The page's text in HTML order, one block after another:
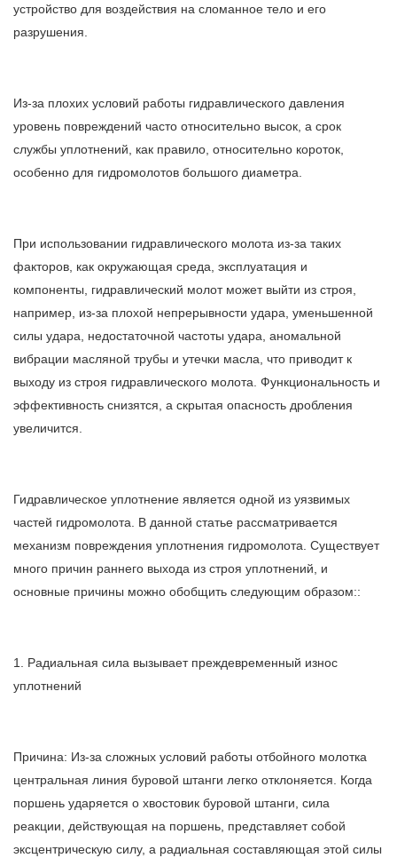
устройство для воздействия на сломанное тело и его
разрушения.
Из-за плохих условий работы гидравлического давления
уровень повреждений часто относительно высок, а срок
службы уплотнений, как правило, относительно короток,
особенно для гидромолотов большого диаметра.
При использовании гидравлического молота из-за таких
факторов, как окружающая среда, эксплуатация и
компоненты, гидравлический молот может выйти из строя,
например, из-за плохой непрерывности удара, уменьшенной
силы удара, недостаточной частоты удара, аномальной
вибрации масляной трубы и утечки масла, что приводит к
выходу из строя гидравлического молота. Функциональность и
эффективность снизятся, а скрытая опасность дробления
увеличится.
Гидравлическое уплотнение является одной из уязвимых
частей гидромолота. В данной статье рассматривается
механизм повреждения уплотнения гидромолота. Существует
много причин раннего выхода из строя уплотнений, и
основные причины можно обобщить следующим образом::
1. Радиальная сила вызывает преждевременный износ
уплотнений
Причина: Из-за сложных условий работы отбойного молотка
центральная линия буровой штанги легко отклоняется. Когда
поршень ударяется о хвостовик буровой штанги, сила
реакции, действующая на поршень, представляет собой
эксцентрическую силу, а радиальная составляющая этой силы